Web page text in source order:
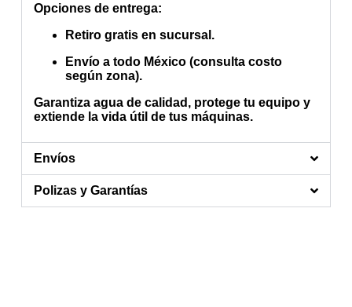
Opciones de entrega:
Retiro gratis en sucursal.
Envío a todo México (consulta costo
según zona).
Garantiza agua de calidad, protege tu equipo y
extiende la vida útil de tus máquinas.
Envíos
Polizas y Garantías